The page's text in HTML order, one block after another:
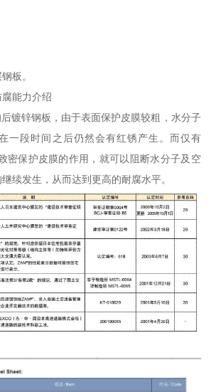
板。
能力介绍
镀锌钢板，由于表面保护皮膜较粗，水分子
一段时间之后仍然会有红锈产生。而仅有
密保护皮膜的作用，就可以阻断水分子及空
续发生，从而达到更高的耐腐水平。